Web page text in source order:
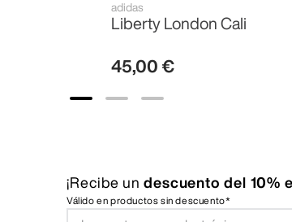
adidas
Liberty London Cali
45,00 €
¡Recibe un descuento del 10%
Válido en productos sin descuento*